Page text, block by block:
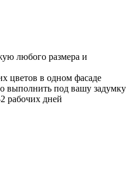
любого размера и
цветов в одном фасаде
выполнить под вашу задумку
рабочих дней